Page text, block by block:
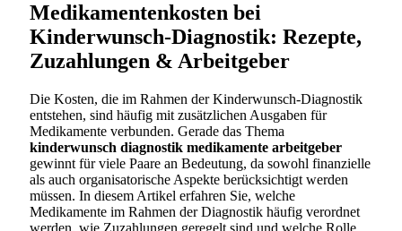
Medikamentenkosten bei
Kinderwunsch-Diagnostik: Rezepte,
Zuzahlungen & Arbeitgeber
Die Kosten, die im Rahmen der Kinderwunsch-Diagnostik
entstehen, sind häufig mit zusätzlichen Ausgaben für
Medikamente verbunden. Gerade das Thema
kinderwunsch diagnostik medikamente arbeitgeber
gewinnt für viele Paare an Bedeutung, da sowohl finanzielle
als auch organisatorische Aspekte berücksichtigt werden
müssen. In diesem Artikel erfahren Sie, welche
Medikamente im Rahmen der Diagnostik häufig verordnet
werden, wie Zuzahlungen geregelt sind und welche Rolle